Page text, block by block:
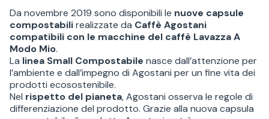
Da novembre 2019 sono disponibili le nuove capsule
compostabilirealizzate da Caffè Agostani
compatibili con le macchine del caffè Lavazza A
Modo Mio.
La linea Small Compostabile nasce dall’attenzione per
l’ambiente e dall’impegno di Agostani per un fine vita dei
prodotti ecosostenibile.
Nel rispetto del pianeta, Agostani osserva le regole di
differenziazione del prodotto. Grazie alla nuova capsula